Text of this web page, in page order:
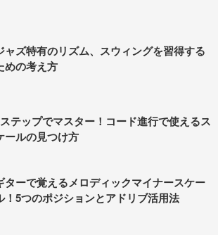
ャズ特有のリズム、スウィングを習得する
めの考え方
テップでマスター！コード進行で使えるス
ールの見つけ方
ターで覚えるメロディックマイナースケー
！5つのポジションとアドリブ活用法